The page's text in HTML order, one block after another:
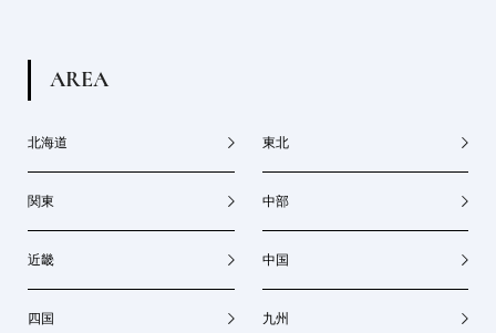
AREA
北海道 東北
関東 中部
近畿 中国
四国 九州